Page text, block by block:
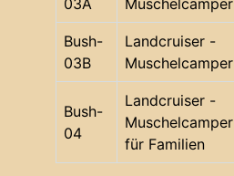
03A Muschelcamper
Bush-
03B
Landcruiser -
Muschelcamper
Bush-
04
Landcruiser -
Muschelcamper
für Familien